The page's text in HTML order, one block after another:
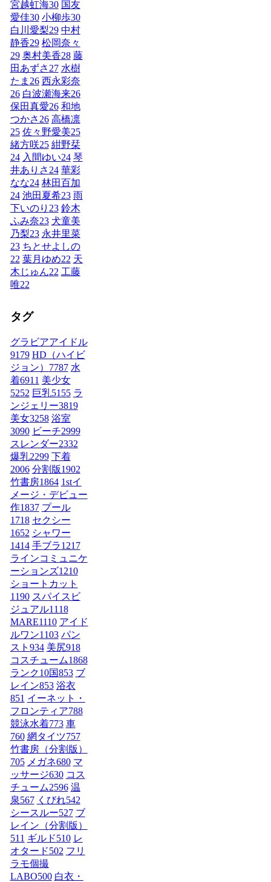
宮越虹海30 国友
愛佳30 小柳歩30
白川愛梨29 中村
静香29 松岡奈々
29 奥村美香28 藤
田あずさ 27 水樹
たま 26 西永彩奈
26 白波瀬海来26
保田真愛26 和地
つかさ 26 高橋凛
25 佐々野愛美25
緒方咲25 紺野栞
24 入間ゆい24 琴
井ありさ 24 華彩
なな24 林田百加
24 池田夏希23 雨
下いのり 23 鈴木
ふみ奈23 犬童美
乃梨23 永井里菜
23 ちとせよしの
22 葉月ゆめ22 天
木じゅん22 工藤
唯22
タグ
グラビアアイドル
9179 HD（ハイビ
ジョン） 7787 水
着6911 美少女
5252 巨乳5155 ラ
ンジェリー3819
美女3258 浴室
3090 ビーチ2999
スレンダー2332
爆乳2299 下着
2006 分割版1902
竹書房1864 1stイ
メージ・デビュー
作1837 プール
1718 セクシー
1652 シャワー
1414 手ブラ1217
ラインコミュニケ
ーションズ1210
ショートカット
1190 スパイスビ
ジュアル1118
MARE1110 アイド
ルワン1103 パン
スト 934 美尻918
コスチューム1868
ランク10国853 ブ
レイン853 浴衣
851 イーネット・
フロンティア788
競泳水着773 車
760 網タイツ757
竹書房（分割版）
705 メガネ680 マ
ッサージ630 コス
チューム2596 温
泉567 くびれ542
シースルー527 ブ
レイン（分割版）
511 ギルド510 レ
オタード502 フリ
ラモ個撮
LABO500 白衣・